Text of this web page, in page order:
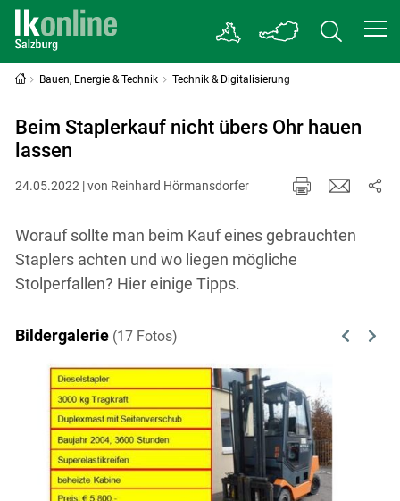
Bauen, Energie & Technik Technik & Digitalisierung
Beim Staplerkauf nicht übers Ohr hauen
lassen
24.05.2022 | von Reinhard Hörmansdorfer
Worauf sollte man beim Kauf eines gebrauchten
Staplers achten und wo liegen mögliche
Stolperfallen? Hier einige Tipps.
Bildergalerie (17 Fotos) Previous
Next